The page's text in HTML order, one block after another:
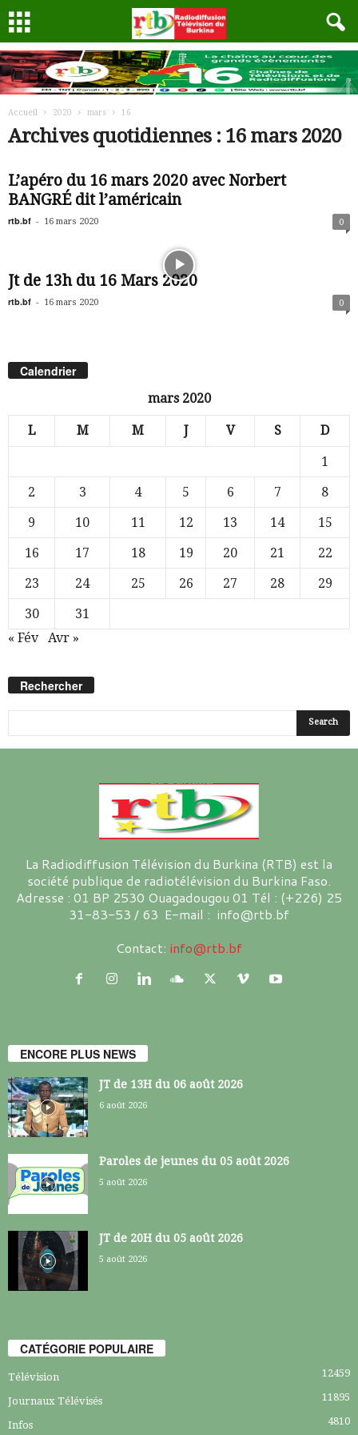
Accueil 2020 mars 16
Archives quotidiennes : 16 mars 2020
L’apéro du 16 mars 2020 avec Norbert
BANGRÉ dit l’américain
rtb.bf - 16 mars 2020 0
Jt de 13h du 16 Mars 2020
rtb.bf - 16 mars 2020 0
Calendrier
mars 2020
L M M J V S D
1
2
3 4 5 6 7
8
9
10 11 12 13 14
15
16
17 18 19 20 21
22
23
24 25 26 27 28
29
30
31
« Fév
Avr »
Rechercher
La Radiodiffusion Télévision du Burkina (RTB) est la
société publique de radiotélévision du Burkina Faso.
Adresse : 01 BP 2530 Ouagadougou 01 Tél : (+226) 25
31-83-53 / 63 E-mail : info@rtb.bf
Contact: info@rtb.bf
ENCORE PLUS NEWS
JT de 13H du 06 août 2026
6 août 2026
Paroles de jeunes du 05 août 2026
5 août 2026
JT de 20H du 05 août 2026
5 août 2026
CATÉGORIE POPULAIRE
Télévision 12459
Journaux Télévisés 11895
Infos 4810